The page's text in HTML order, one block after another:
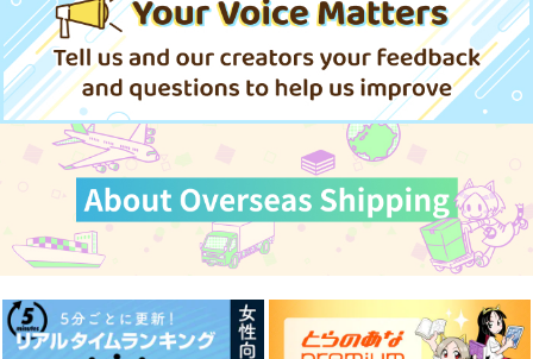
787円（税込）
五条悟×虎杖悠仁
サンプル
作品詳細
ゴビョウ
五条悟×虎杖悠仁
110円（税込）
五条悟×虎杖悠仁
サンプル
専売 220円（税込）
呪術廻戦
五条悟×虎杖悠仁
サンプル
カート
専売 1,257円（税込）
五条悟×虎杖悠仁
サンプル
677円 （税込）
呪術廻戦
五条悟×虎杖悠仁
サンプル